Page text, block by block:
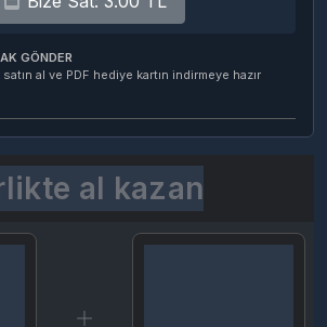
GÖNDER
al ve PDF hediye kartın indirmeye hazır
al kazan